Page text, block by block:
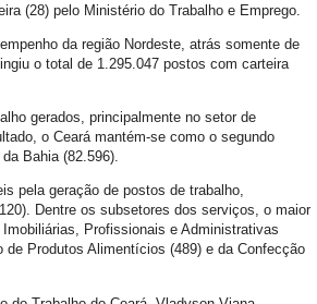
(28) pelo Ministério do Trabalho e Emprego.
da região Nordeste, atrás somente de
o total de 1.295.047 postos com carteira
gerados, principalmente no setor de
o Ceará mantém-se como o segundo
Bahia (82.596).
pela geração de postos de trabalho,
Dentre os subsetores dos serviços, o maior
Profissionais e Administrativas
Produtos Alimentícios (489) e da Confecção